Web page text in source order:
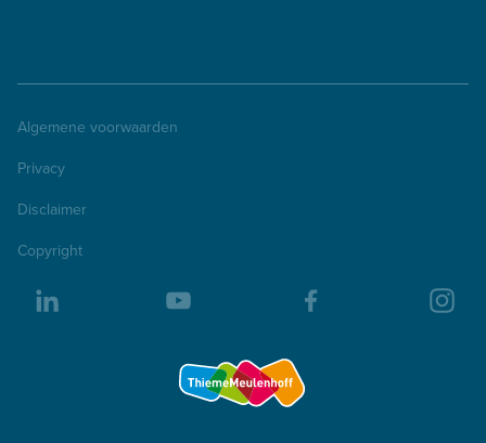
Algemene voorwaarden
Privacy
Disclaimer
Copyright